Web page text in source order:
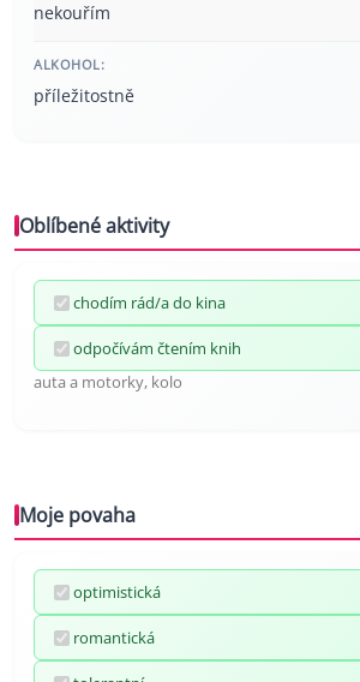
nekouřím
ALKOHOL:
příležitostně
Oblíbené aktivity
chodím rád/a do kina
odpočívám čtením knih
auta a motorky, kolo
Moje povaha
optimistická
romantická